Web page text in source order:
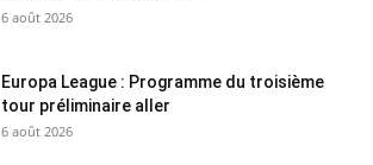
6 août 2026
Europa League : Programme du troisième
tour préliminaire aller
6 août 2026